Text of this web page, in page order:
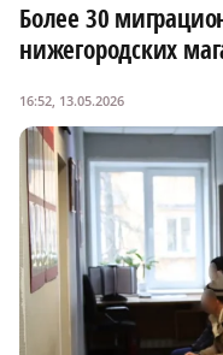
Более 30
нижегородских
16:52, 13.05.2026